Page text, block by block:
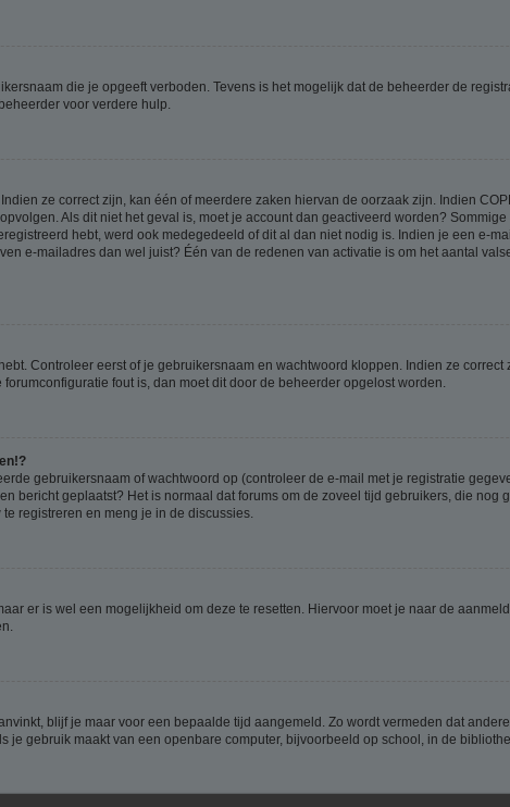
die je opgeeft verboden. Tevens is het mogelijk dat de beheerder de
voor verdere hulp.
ze correct zijn, kan één of meerdere zaken hiervan de oorzaak zijn. Indien
Als dit niet het geval is, moet je account dan geactiveerd worden?
hebt, werd ook medegedeeld of dit al dan niet nodig is. Indien je een e-
e-mailadres dan wel juist? Één van de redenen van activatie is om het aantal
Controleer eerst of je gebruikersnaam en wachtwoord kloppen. Indien ze
fout is, dan moet dit door de beheerder opgelost worden.
gebruikersnaam of wachtwoord op (controleer de e-mail met je registratie
bericht geplaatst? Het is normaal dat forums om de zoveel tijd gebruikers, die
registreren en meng je in de discussies.
er is wel een mogelijkheid om deze te resetten. Hiervoor moet je naar de
blijf je maar voor een bepaalde tijd aangemeld. Zo wordt vermeden dat
je gebruik maakt van een openbare computer, bijvoorbeeld op school, in de